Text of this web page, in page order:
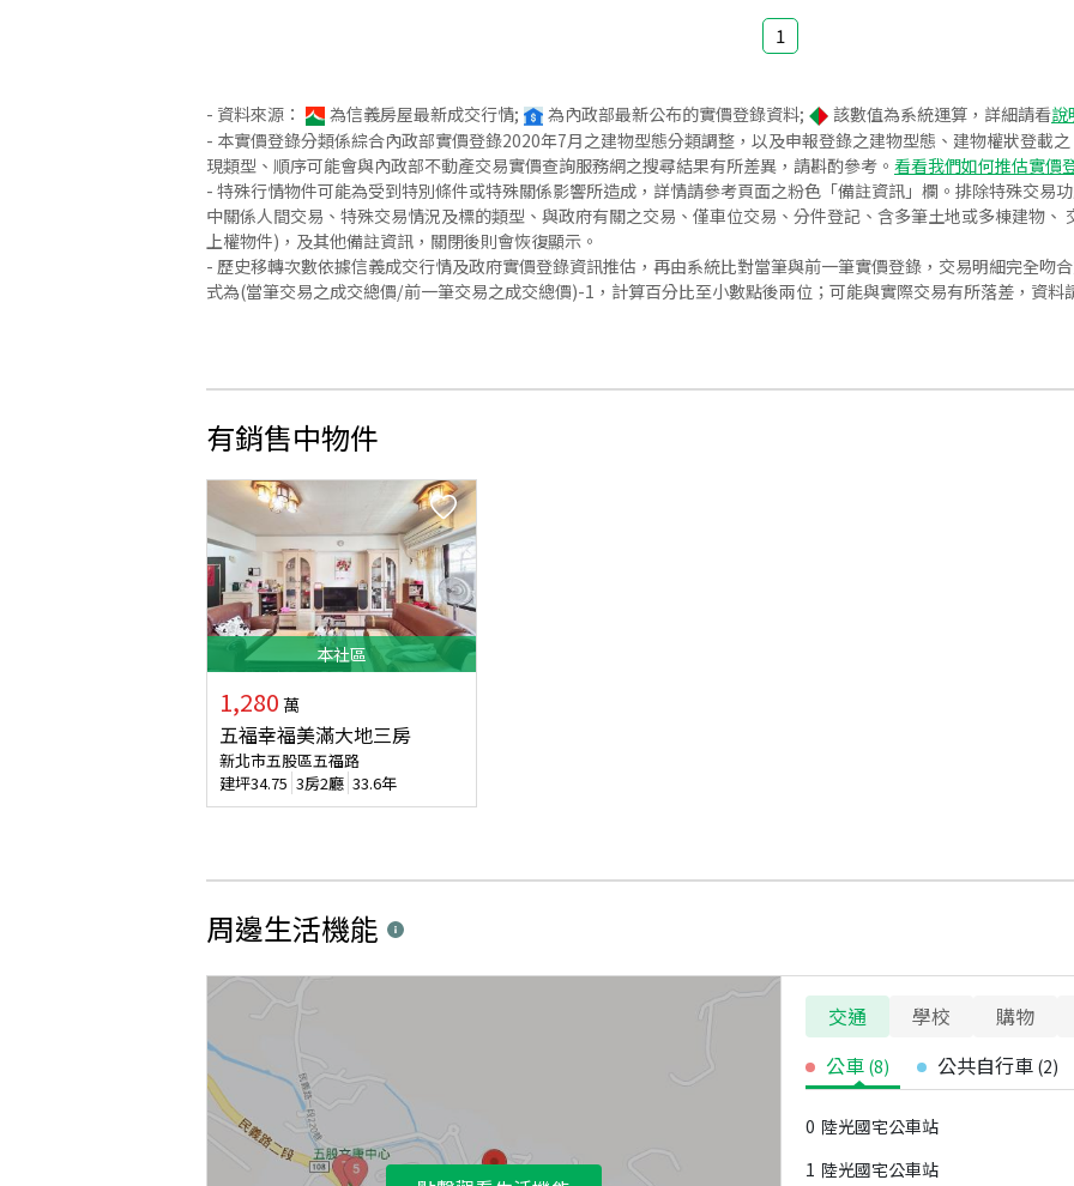
1
- 資料來源： 為信義房屋最新成交行情; 為內政部最新公布的實價登錄資料; 該數值為系統運算，詳細請看說
- 本實價登錄分類係綜合內政部實價登錄2020年7月之建物型態分類調整，以及申報登錄之建物型態、建物權狀登載
現類型、順序可能會與內政部不動產交易實價查詢服務網之搜尋結果有所差異，請斟酌參考。 看看我們如何推估實價
- 特殊行情物件可能為受到特別條件或特殊關係影響所造成，詳情請參考頁面之粉色「備註資訊」欄。排除特殊交易
中關係人間交易、特殊交易情況及標的類型、與政府有關之交易、僅車位交易、分件登記、含多筆土地或多棟建物、
上權物件)，及其他備註資訊，關閉後則會恢復顯示。
- 歷史移轉次數依據信義成交行情及政府實價登錄資訊推估，再由系統比對當筆與前一筆實價登錄，交易明細完全吻
式為(當筆交易之成交總價/前一筆交易之成交總價)-1，計算百分比至小數點後兩位；可能與實際交易有所落差，資料
有銷售中物件
本社區
1,280 萬
五福幸福美滿大地三房
新北市五股區五福路
建坪34.75 3房2廳 33.6年
周邊生活機能
交通 學校 購物
公車 (8) 公共自行車 (2)
0 陸光國宅公車站
1 陸光國宅公車站